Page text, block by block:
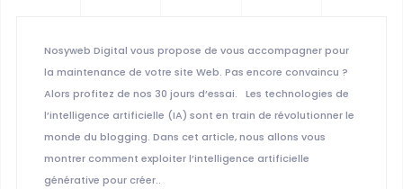
Nosyweb Digital vous propose de vous accompagner pour
la maintenance de votre site Web. Pas encore convaincu ?
Alors profitez de nos 30 jours d’essai. Les technologies de
l’intelligence artificielle (IA) sont en train de révolutionner le
monde du blogging. Dans cet article, nous allons vous
montrer comment exploiter l’intelligence artificielle
générative pour créer..